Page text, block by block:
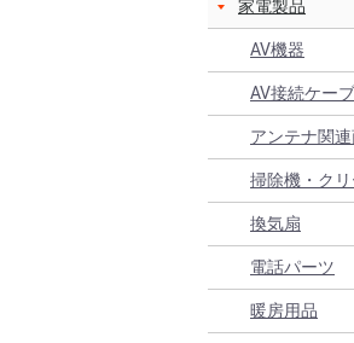
家電製品
AV機器
AV接続ケー
アンテナ関
掃除機・ク
換気扇
電話パーツ
暖房用品